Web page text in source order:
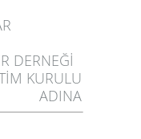
DERNEĞİ
KURULU
ADINA